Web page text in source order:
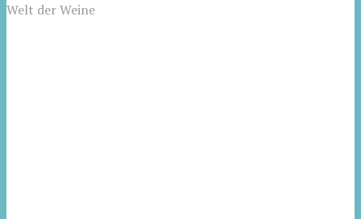
Welt der Weine